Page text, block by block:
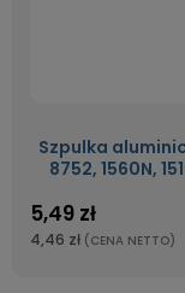
Szpulka
8752, 1560N,
5,49 zł
4,46 zł (CENA NETTO)